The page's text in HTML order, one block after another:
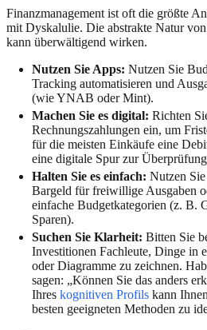
Finanzmanagement ist oft die größte
mit Dyskalulie. Die abstrakte Natur
kann überwältigend wirken.
Nutzen Sie Apps: Nutzen Sie
Tracking automatisieren und
(wie YNAB oder Mint).
Machen Sie es digital: Richten
Rechnungszahlungen ein, um
für die meisten Einkäufe eine
eine digitale Spur zur
Halten Sie es einfach: Nutzen
Bargeld für freiwillige Ausgaben
einfache Budgetkategorien (z. B.
Sparen).
Suchen Sie Klarheit: Bitten Sie
Investitionen Fachleute, Dinge in
oder Diagramme zu zeichnen.
sagen: „Können Sie das anders
Ihres kognitiven Profils kann
besten geeigneten Methoden zu